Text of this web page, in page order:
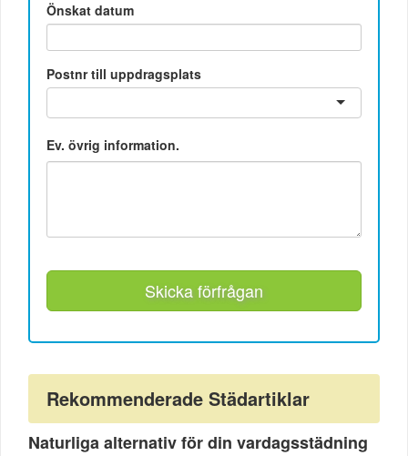
Önskat datum
Postnr till uppdragsplats
Ev. övrig information.
Skicka förfrågan
Rekommenderade Städartiklar
Naturliga alternativ för din vardagsstädning